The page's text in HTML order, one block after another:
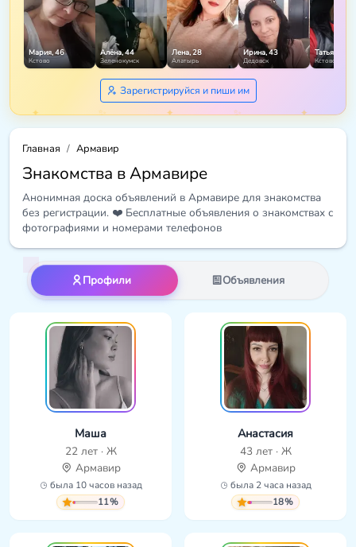
Мария, 46
Кстово
Алёна, 44
Зеленокумск
Лена, 28
Алатырь
Ирина, 43
Дедовск
Татьяна, 48
Кстово
Зарегистрируйся и пиши им
Главная Армавир
Знакомства в Армавире
Анонимная доска объявлений в Армавире для знакомства
без регистрации. ❤️ Бесплатные объявления о знакомствах с
фотографиями и номерами телефонов
Профили Объявления
Маша
22 лет · Ж
Армавир
была 10 часов назад
11%
Анастасия
43 лет · Ж
Армавир
была 2 часа назад
18%